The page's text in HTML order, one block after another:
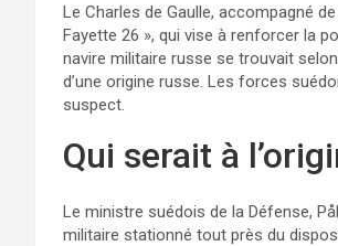
Le Charles de Gaulle, accompagné
Fayette 26 », qui vise à renforcer la
navire militaire russe se trouvait
d’une origine russe. Les forces
suspect.
Qui serait à
Le ministre suédois de la Défense,
militaire stationné tout près du